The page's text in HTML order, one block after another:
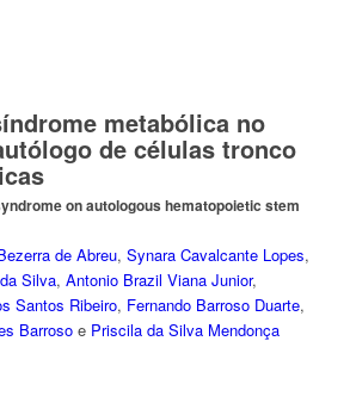
metabólica no
de células tronco
on autologous hematopoietic stem
de Abreu, Synara Cavalcante Lopes,
Silva, Antonio Brazil Viana Junior,
Santos Ribeiro, Fernando Barroso Duarte,
Barrosoe Priscila da Silva Mendonça